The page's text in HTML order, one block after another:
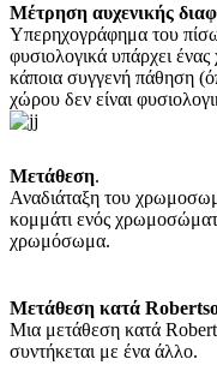
Μέτρηση αυχενικής
Υπερηχογράφημα του
φυσιολογικά υπάρχει
κάποια συγγενή πάθηση
χώρου δεν είναι
Μετάθεση.
Αναδιάταξη του
κομμάτι ενός
χρωμόσωμα.
Μετάθεση κατά
Μια μετάθεση κατά
συντήκεται με ένα άλλο.